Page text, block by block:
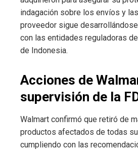
indagación sobre los envíos y
proveedor sigue
con las entidades reguladoras
de Indonesia.
Acciones de
supervisión de la
Walmart confirmó que retiró de
productos afectados de todas
cumpliendo con las